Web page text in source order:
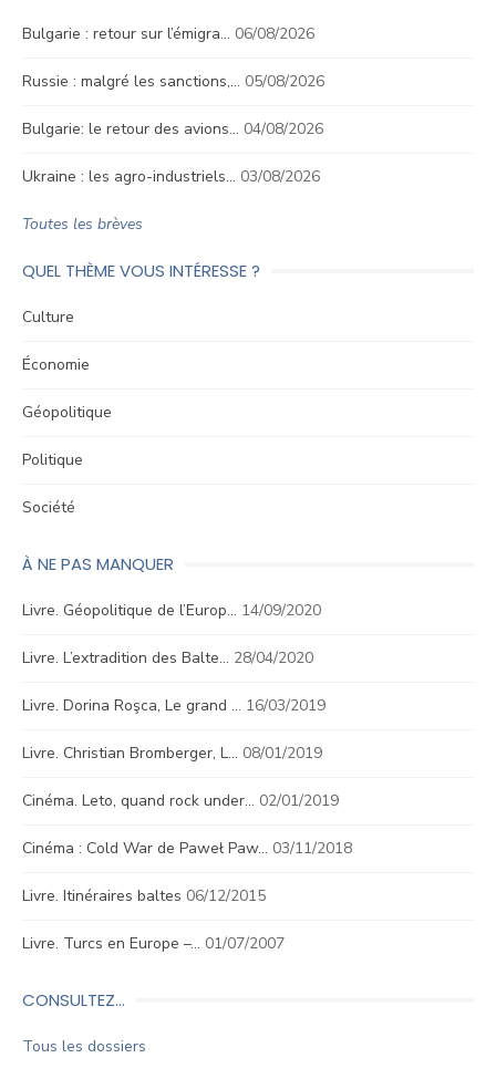
Bulgarie : retour sur l’émigra… 06/08/2026
Russie : malgré les sanctions,… 05/08/2026
Bulgarie: le retour des avions… 04/08/2026
Ukraine : les agro-industriels… 03/08/2026
Toutes les brèves
QUEL THÈME VOUS INTÉRESSE ?
Culture
Économie
Géopolitique
Politique
Société
À NE PAS MANQUER
Livre. Géopolitique de l’Europ… 14/09/2020
Livre. L’extradition des Balte… 28/04/2020
Livre. Dorina Roşca, Le grand … 16/03/2019
Livre. Christian Bromberger, L… 08/01/2019
Cinéma. Leto, quand rock under… 02/01/2019
Cinéma : Cold War de Paweł Paw… 03/11/2018
Livre. Itinéraires baltes 06/12/2015
Livre. Turcs en Europe –… 01/07/2007
CONSULTEZ…
Tous les dossiers